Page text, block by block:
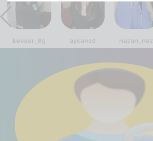
kevser_85 aycan10 nazan_naz